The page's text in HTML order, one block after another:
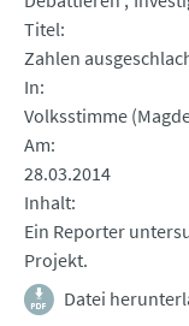
Titel
Zahlen
In
Volksstimme
Am
28.03.2014
Inhalt
Ein Reporter
Projekt.
Datei